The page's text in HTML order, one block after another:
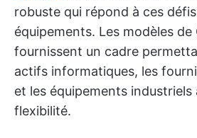
robuste qui répond à ces
équipements. Les modèles de
fournissent un cadre
actifs informatiques, les
et les équipements
flexibilité.